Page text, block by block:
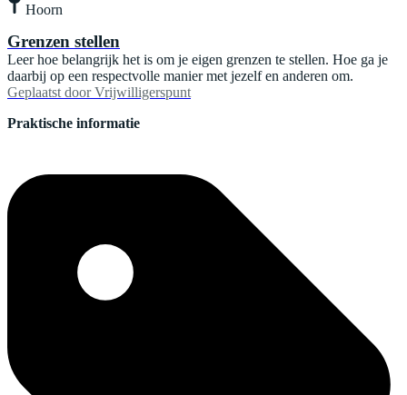
Hoorn
Grenzen stellen
Leer hoe belangrijk het is om je eigen grenzen te stellen. Hoe ga je
daarbij op een respectvolle manier met jezelf en anderen om.
Geplaatst door Vrijwilligerspunt
Praktische informatie